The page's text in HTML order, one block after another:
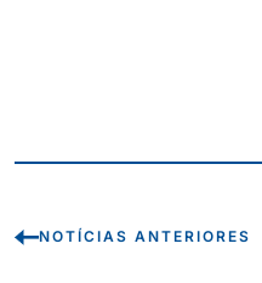
NOTÍCIAS ANTERIORES